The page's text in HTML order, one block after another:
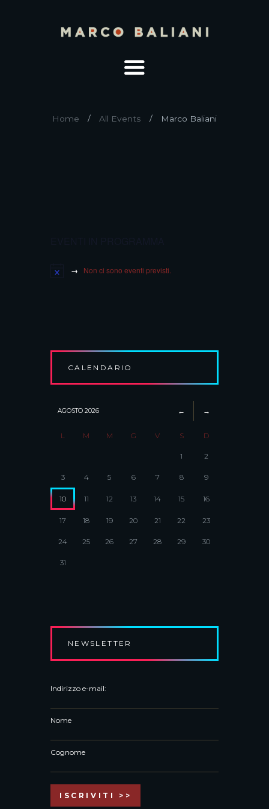
Home All Events Marco Baliani
Non ci sono eventi previsti.
CALENDARIO
AGOSTO 2026
L M M G V S D
1 2
3 4 5 6 7 8 9
10 11 12 13 14 15 16
17 18 19 20 21 22 23
24 25 26 27 28 29 30
31
NEWSLETTER
Indirizzo e-mail:
Nome
Cognome